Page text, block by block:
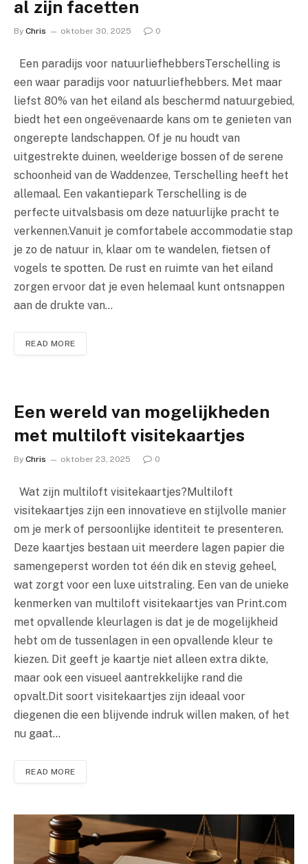
al zijn facetten
By Chris oktober 30, 2025 0
Een paradijs voor natuurliefhebbersTerschelling is
een waar paradijs voor natuurliefhebbers. Met maar
liefst 80% van het eiland als beschermd natuurgebied,
biedt het een ongeëvenaarde kans om te genieten van
ongerepte landschappen. Of je nu houdt van
uitgestrekte duinen, weelderige bossen of de serene
schoonheid van de Waddenzee, Terschelling heeft het
allemaal. Een vakantiepark Terschelling is de
perfecte uitvalsbasis om deze natuurlijke pracht te
verkennen.Vanuit je comfortabele accommodatie stap
je zo de natuur in, klaar om te wandelen, fietsen of
vogels te spotten. De rust en ruimte van het eiland
zorgen ervoor dat je even helemaal kunt ontsnappen
aan de drukte van…
READ MORE
Een wereld van mogelijkheden
met multiloft visitekaartjes
By Chris oktober 23, 2025 0
Wat zijn multiloft visitekaartjes?Multiloft
visitekaartjes zijn een innovatieve en stijlvolle manier
om je merk of persoonlijke identiteit te presenteren.
Deze kaartjes bestaan uit meerdere lagen papier die
samengeperst worden tot één dik en stevig geheel,
wat zorgt voor een luxe uitstraling. Een van de unieke
kenmerken van multiloft visitekaartjes van Print.com
met opvallende kleurlagen is dat je de mogelijkheid
hebt om de tussenlagen in een opvallende kleur te
kiezen. Dit geeft je kaartje niet alleen extra dikte,
maar ook een visueel aantrekkelijke rand die
opvalt.Dit soort visitekaartjes zijn ideaal voor
diegenen die een blijvende indruk willen maken, of het
nu gaat…
READ MORE